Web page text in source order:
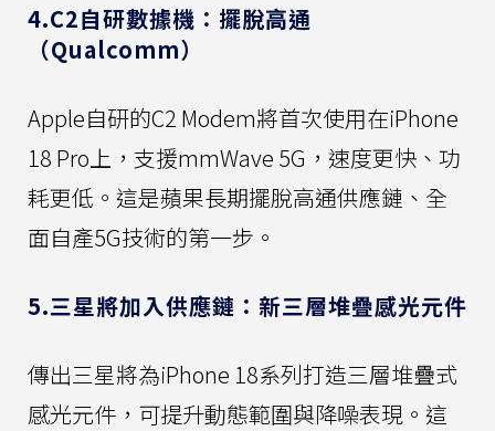
4.C2自研數據機：擺脫高通
（Qualcomm）
Apple自研的C2 Modem將首次使用在iPhone
18 Pro上，支援mmWave 5G，速度更快、功
耗更低。這是蘋果長期擺脫高通供應鏈、全
面自產5G技術的第一步。
5.三星將加入供應鏈：新三層堆疊感光元件
傳出三星將為iPhone 18系列打造三層堆疊式
感光元件，可提升動態範圍與降噪表現。這